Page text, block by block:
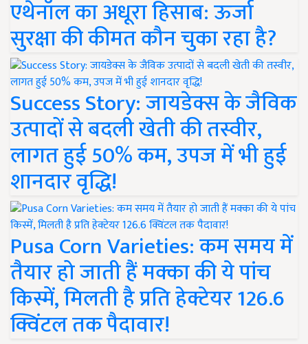
एथेनॉल का अधूरा हिसाब: ऊर्जा
सुरक्षा की कीमत कौन चुका रहा है?
Success Story: जायडेक्स के जैविक
उत्पादों से बदली खेती की तस्वीर,
लागत हुई 50% कम, उपज में भी हुई
शानदार वृद्धि!
Pusa Corn Varieties: कम समय में
तैयार हो जाती हैं मक्का की ये पांच
किस्में, मिलती है प्रति हेक्टेयर 126.6
क्विंटल तक पैदावार!